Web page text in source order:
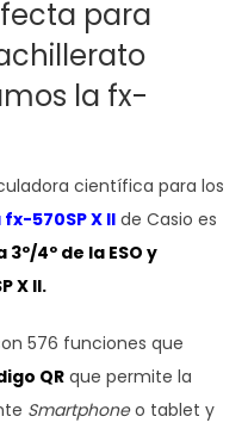
para
la fx-
científica para los
570SPX II de Casio es
3º/4º de la ESO y
X II.
576 funciones que
QR que permite la
Smartphoneo tablet y